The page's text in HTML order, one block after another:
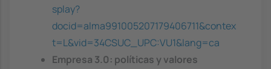
splay?
docid=alma991005207179406711&contex
t=L&vid=34CSUC_UPC:VU1&lang=ca
Empresa 3.0: políticas y valores